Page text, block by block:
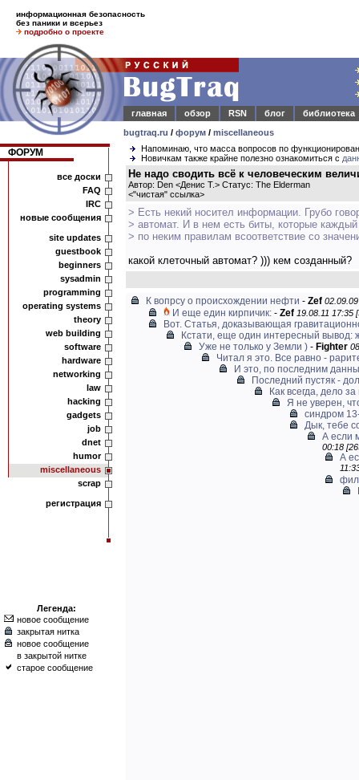
информационная безопасность
без паники и всерьез
подробно о проекте
главная обзор RSN блог
библиотека
bugtraq.ru / форум / miscellaneous
ФОРУМ
все доски
FAQ
IRC
новые сообщения
site updates
guestbook
beginners
sysadmin
programming
operating systems
theory
web building
software
hardware
networking
law
hacking
gadgets
job
dnet
humor
miscellaneous
scrap
регистрация
Легенда:
новое сообщение
закрытая нитка
новое сообщение
в закрытой нитке
старое сообщение
Напоминаю, что масса вопросов по
Новичкам также крайне полезно ознакомиться с
Не надо сводить всё к человеческим
Автор: Den <Денис Т.> Статус: The Elderman
<"чистая" ссылка>
> Есть некий носител информации. Грубо
> автомат. И в нем есть биты, которые каждый
> по неким правилам всоответствие со
какой клеточный автомат? ))) кем созданный?
К вопрсу о происхождении нефти - Zef
И еще един кирпичик: - Zef 19.08.11 17:35
Вот. Статья, доказывающая
Кстати, еще один интересный вывод:
Уже не только у Земли ) - Fighter
Читал я это. Все равно -
И это, по последним
Последний пустяк -
Как всегда, дело
Я не уверен,
синдром
Дык, тебе
А если
00:18
А